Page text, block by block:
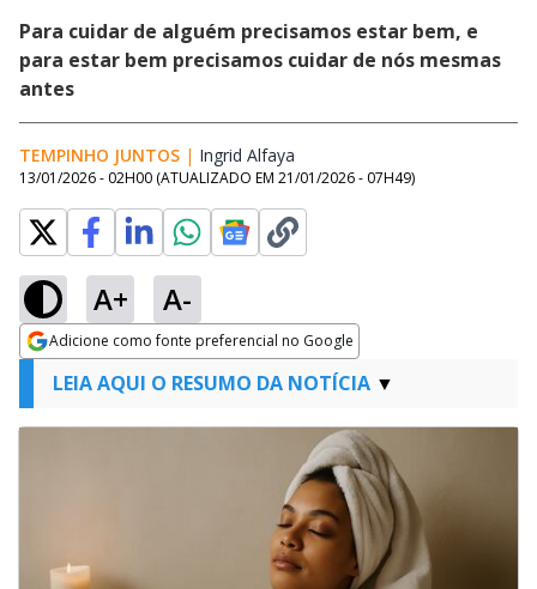
Para cuidar de alguém precisamos estar bem, e
para estar bem precisamos cuidar de nós mesmas
antes
TEMPINHO JUNTOS | Ingrid Alfaya
13/01/2026 - 02H00 (ATUALIZADO EM 21/01/2026 - 07H49)
A+ A-
Adicione como fonte preferencial no Google
Opens in new window
LEIA AQUI O RESUMO DA NOTÍCIA